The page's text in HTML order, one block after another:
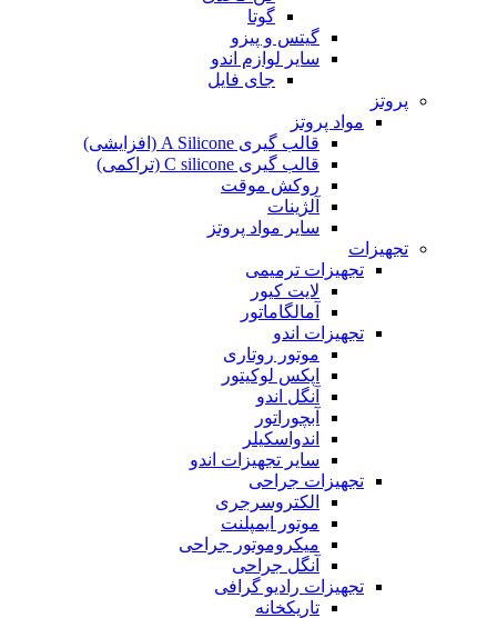
گوتا
گیتس و پیزو
سایر لوازم اندو
جای فایل
پروتز
مواد پروتز
قالب گیری A Silicone (افزایشی)
قالب گیری C silicone (تراکمی)
روکش موقت
آلژینات
سایر مواد پروتز
تجهیزات
تجهیزات ترمیمی
لایت کیور
آمالگاماتور
تجهیزات اندو
موتور روتاری
اپکس لوکیتور
آنگل اندو
آبچوراتور
اندواسکیلر
سایر تجهیزات اندو
تجهیزات جراحی
الکتروسرجری
موتور ایمپلنت
میکروموتور جراحی
آنگل جراحی
تجهیزات رادیو گرافی
تاریکخانه